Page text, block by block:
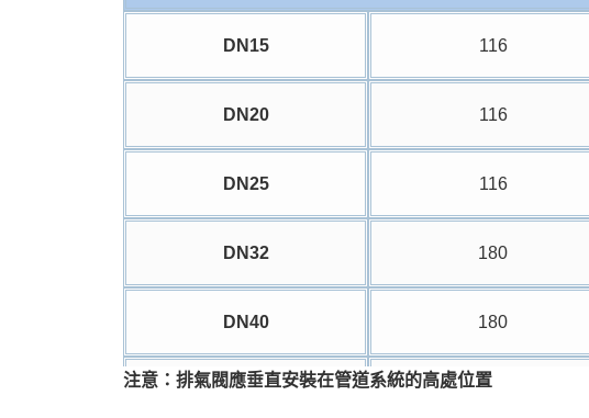
DN15 116
DN20 116
DN25 116
DN32 180
DN40 180
DN50 180
注意：排氣閥應垂直安裝在管道系統的高處位置